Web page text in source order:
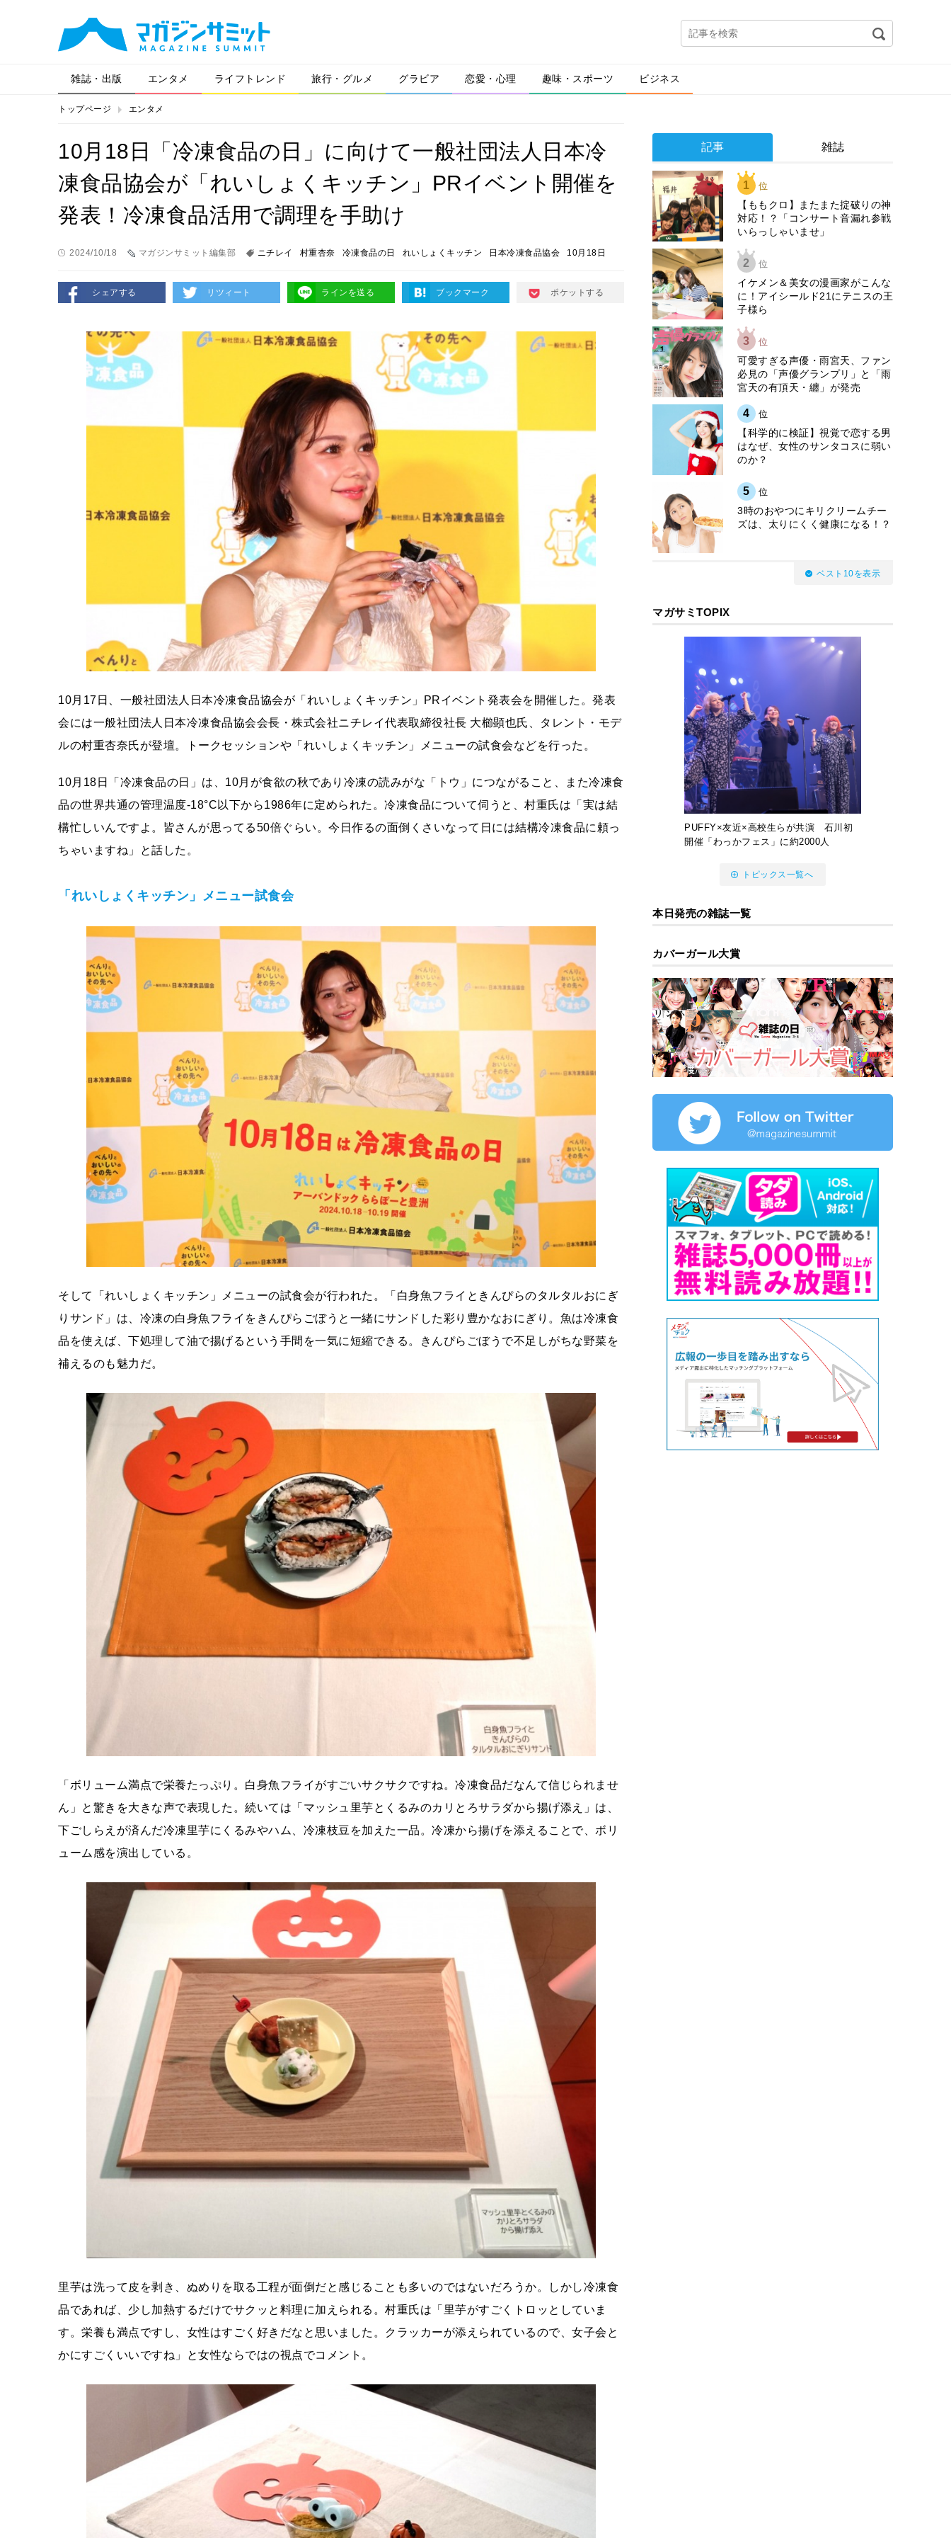
雑誌・出版 エンタメ ライフトレンド 旅行・グルメ グラビア 恋愛・心理 趣味・スポーツ ビジネス
トップページ エンタメ
10月18日「冷凍食品の日」に向けて一般社団法人日本冷
凍食品協会が「れいしょくキッチン」PRイベント開催を
発表！冷凍食品活用で調理を手助け
2024/10/18 マガジンサミット編集部 ニチレイ 村重杏奈 冷凍食品の日 れいしょくキッチン 日本冷凍食品協会 10月18日
シェアする リツィート ラインを送る ブックマーク ポケットする
10月17日、一般社団法人日本冷凍食品協会が「れいしょくキッチン」PRイベント発表会を開催した。発表
会には一般社団法人日本冷凍食品協会会長・株式会社ニチレイ代表取締役社長 大櫛顕也氏、タレント・モデ
ルの村重杏奈氏が登壇。トークセッションや「れいしょくキッチン」メニューの試食会などを行った。
10月18日「冷凍食品の日」は、10月が食欲の秋であり冷凍の読みがな「トウ」につながること、また冷凍食
品の世界共通の管理温度-18°C以下から1986年に定められた。冷凍食品について伺うと、村重氏は「実は結
構忙しいんですよ。皆さんが思ってる50倍ぐらい。今日作るの面倒くさいなって日には結構冷凍食品に頼っ
ちゃいますね」と話した。
「れいしょくキッチン」メニュー試食会
そして「れいしょくキッチン」メニューの試食会が行われた。「白身魚フライときんぴらのタルタルおにぎ
りサンド」は、冷凍の白身魚フライをきんぴらごぼうと一緒にサンドした彩り豊かなおにぎり。魚は冷凍食
品を使えば、下処理して油で揚げるという手間を一気に短縮できる。きんぴらごぼうで不足しがちな野菜を
補えるのも魅力だ。
「ボリューム満点で栄養たっぷり。白身魚フライがすごいサクサクですね。冷凍食品だなんて信じられませ
ん」と驚きを大きな声で表現した。続いては「マッシュ里芋とくるみのカリとろサラダから揚げ添え」は、
下ごしらえが済んだ冷凍里芋にくるみやハム、冷凍枝豆を加えた一品。冷凍から揚げを添えることで、ボリ
ューム感を演出している。
里芋は洗って皮を剥き、ぬめりを取る工程が面倒だと感じることも多いのではないだろうか。しかし冷凍食
品であれば、少し加熱するだけでサクッと料理に加えられる。村重氏は「里芋がすごくトロッとしていま
す。栄養も満点ですし、女性はすごく好きだなと思いました。クラッカーが添えられているので、女子会と
かにすごくいいですね」と女性ならではの視点でコメント。
記事 雑誌
1 位
【ももクロ】またまた掟破りの神
対応！？「コンサート音漏れ参戦
いらっしゃいませ」
2 位
イケメン＆美女の漫画家がこんな
に！アイシールド21にテニスの王
子様ら
3 位
可愛すぎる声優・雨宮天、ファン
必見の「声優グランプリ」と「雨
宮天の有頂天・纏」が発売
4 位
【科学的に検証】視覚で恋する男
はなぜ、女性のサンタコスに弱い
のか？
5 位
3時のおやつにキリクリームチー
ズは、太りにくく健康になる！？
ベスト10を表示
マガサミTOPIX
PUFFY×友近×高校生らが共演 石川初
開催「わっかフェス」に約2000人
トピックス一覧へ
本日発売の雑誌一覧
カバーガール大賞